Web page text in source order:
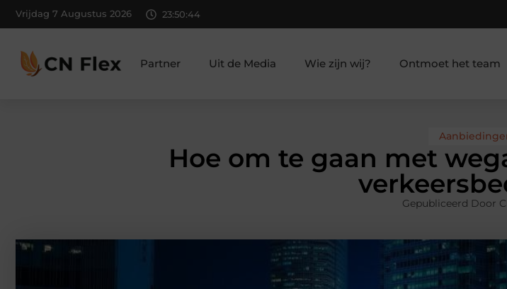
Vrijdag 7 Augustus 2026 23:50:46
Partner Uit de Media Wie zijn wij? Ontmoet het team
Hoe om te gaan met
Gepubliceerd Door